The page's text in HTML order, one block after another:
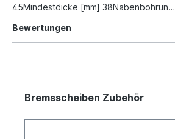
45Mindestdicke [mm] 38Nabenbohrun…
Bewertungen
Bremsscheiben Zubehör